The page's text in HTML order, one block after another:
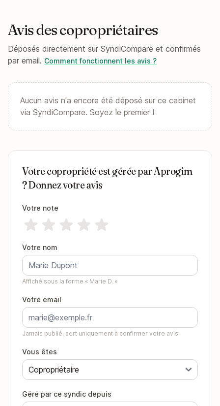
Avis des copropriétaires
Déposés directement sur SyndiCompare et confirmés
par email. Comment fonctionnent les avis ?
Aucun avis n'a encore été déposé sur ce cabinet
via SyndiCompare. Soyez le premier !
Votre copropriété est gérée par Aprogim
? Donnez votre avis
Votre note
Votre nom
Affiché sous la forme « Marie D. »
Votre email
Jamais publié, sert uniquement à confirmer votre avis
Vous êtes
Géré par ce syndic depuis